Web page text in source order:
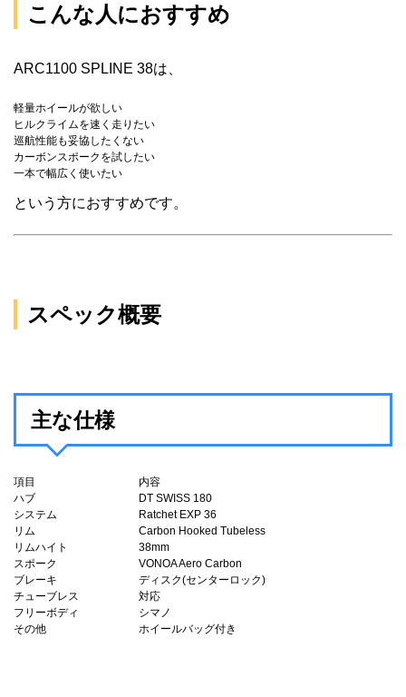
こんな人におすすめ
ARC1100 SPLINE 38は、
軽量ホイールが欲しい
ヒルクライムを速く走りたい
巡航性能も妥協したくない
カーボンスポークを試したい
一本で幅広く使いたい
という方におすすめです。
スペック概要
主な仕様
項目
内容
ハブ
DT SWISS 180
システム
Ratchet EXP 36
リム
Carbon Hooked Tubeless
リムハイト
38mm
スポーク
VONOA Aero Carbon
ブレーキ
ディスク(センターロック)
チューブレス
対応
フリーボディ
シマノ
その他
ホイールバッグ付き